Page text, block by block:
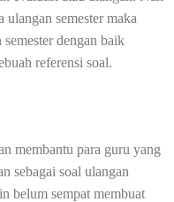
ulangan semester maka
dengan baik
referensi soal.
membantu para guru yang
sebagai soal ulangan
belum sempat membuat